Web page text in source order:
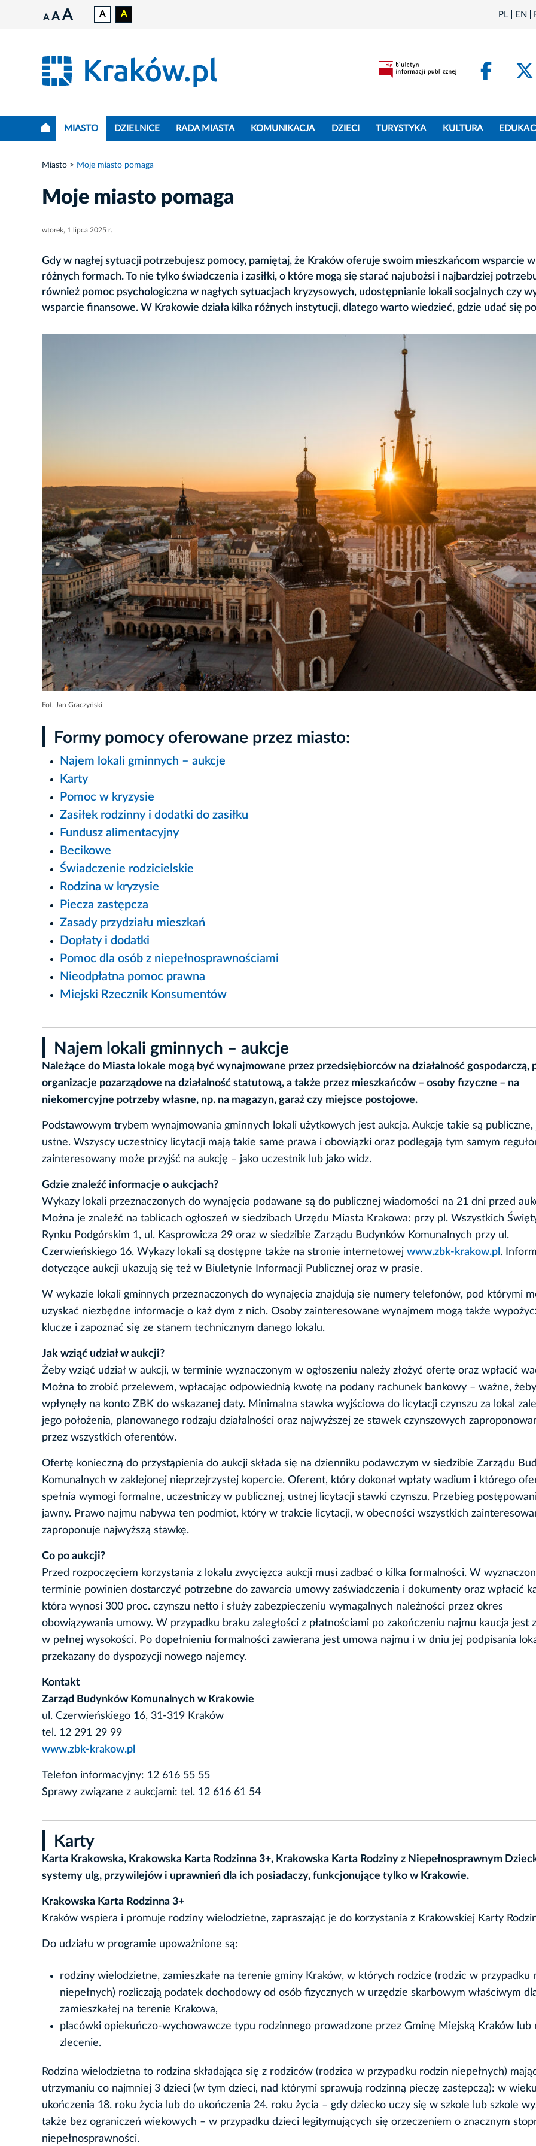
A A A A A PL EN
MIASTO DZIELNICE RADA MIASTA KOMUNIKACJA DZIECI TURYSTYKA KULTURA
Miasto Moje miasto pomaga
Moje miasto pomaga
wtorek, 1 lipca 2025 r.
Gdy w nagłej sytuacji potrzebujesz pomocy, pamiętaj, że Kraków oferuje swoim mieszkańcom wsparcie
różnych formach. To nie tylko świadczenia i zasiłki, o które mogą się starać najubożsi i najbardziej
również pomoc psychologiczna w nagłych sytuacjach kryzysowych, udostępnianie lokali socjalnych czy
wsparcie finansowe. W Krakowie działa kilka różnych instytucji, dlatego warto wiedzieć, gdzie udać się
Fot. Jan Graczyński
Formy pomocy oferowane przez miasto:
Najem lokali gminnych – aukcje
Karty
Pomoc w kryzysie
Zasiłek rodzinny i dodatki do zasiłku
Fundusz alimentacyjny
Becikowe
Świadczenie rodzicielskie
Rodzina w kryzysie
Piecza zastępcza
Zasady przydziału mieszkań
Dopłaty i dodatki
Pomoc dla osób z niepełnosprawnościami
Nieodpłatna pomoc prawna
Miejski Rzecznik Konsumentów
Najem lokali gminnych – aukcje
Należące do Miasta lokale mogą być wynajmowane przez przedsiębiorców na działalność gospodarczą,
organizacje pozarządowe na działalność statutową, a także przez mieszkańców – osoby fizyczne – na
niekomercyjne potrzeby własne, np. na magazyn, garaż czy miejsce postojowe.
Podstawowym trybem wynajmowania gminnych lokali użytkowych jest aukcja. Aukcje takie są
ustne. Wszyscy uczestnicy licytacji mają takie same prawa i obowiązki oraz podlegają tym samym
zainteresowany może przyjść na aukcję – jako uczestnik lub jako widz.
Gdzie znaleźć informacje o aukcjach?
Wykazy lokali przeznaczonych do wynajęcia podawane są do publicznej wiadomości na 21 dni przed
Można je znaleźć na tablicach ogłoszeń w siedzibach Urzędu Miasta Krakowa: przy pl. Wszystkich
Rynku Podgórskim 1, ul. Kasprowicza 29 oraz w siedzibie Zarządu Budynków Komunalnych przy ul.
Czerwieńskiego 16. Wykazy lokali są dostępne także na stronie internetowej www.zbk-krakow.pl .
dotyczące aukcji ukazują się też w Biuletynie Informacji Publicznej oraz w prasie.
W wykazie lokali gminnych przeznaczonych do wynajęcia znajdują się numery telefonów, pod którymi
uzyskać niezbędne informacje o każ dym z nich. Osoby zainteresowane wynajmem mogą także
klucze i zapoznać się ze stanem technicznym danego lokalu.
Jak wziąć udział w aukcji?
Żeby wziąć udział w aukcji, w terminie wyznaczonym w ogłoszeniu należy złożyć ofertę oraz wpłacić
Można to zrobić przelewem, wpłacając odpowiednią kwotę na podany rachunek bankowy – ważne,
wpłynęły na konto ZBK do wskazanej daty. Minimalna stawka wyjściowa do licytacji czynszu za lokal
jego położenia, planowanego rodzaju działalności oraz najwyższej ze stawek czynszowych
przez wszystkich oferentów.
Ofertę konieczną do przystąpienia do aukcji składa się na dzienniku podawczym w siedzibie Zarządu
Komunalnych w zaklejonej nieprzejrzystej kopercie. Oferent, który dokonał wpłaty wadium i którego
spełnia wymogi formalne, uczestniczy w publicznej, ustnej licytacji stawki czynszu. Przebieg
jawny. Prawo najmu nabywa ten podmiot, który w trakcie licytacji, w obecności wszystkich
zaproponuje najwyższą stawkę.
Co po aukcji?
Przed rozpoczęciem korzystania z lokalu zwycięzca aukcji musi zadbać o kilka formalności. W
terminie powinien dostarczyć potrzebne do zawarcia umowy zaświadczenia i dokumenty oraz wpłacić
która wynosi 300 proc. czynszu netto i służy zabezpieczeniu wymagalnych należności przez okres
obowiązywania umowy. W przypadku braku zaległości z płatnościami po zakończeniu najmu kaucja jest
w pełnej wysokości. Po dopełnieniu formalności zawierana jest umowa najmu i w dniu jej podpisania
przekazany do dyspozycji nowego najemcy.
Kontakt
Zarząd Budynków Komunalnych w Krakowie
ul. Czerwieńskiego 16, 31-319 Kraków
tel. 12 291 29 99
www.zbk-krakow.pl
Telefon informacyjny: 12 616 55 55
Sprawy związane z aukcjami: tel. 12 616 61 54
Karty
Karta Krakowska, Krakowska Karta Rodzinna 3+, Krakowska Karta Rodziny z Niepełnosprawnym
systemy ulg, przywilejów i uprawnień dla ich posiadaczy, funkcjonujące tylko w Krakowie.
Krakowska Karta Rodzinna 3+
Kraków wspiera i promuje rodziny wielodzietne, zapraszając je do korzystania z Krakowskiej Karty
Do udziału w programie upoważnione są:
rodziny wielodzietne, zamieszkałe na terenie gminy Kraków, w których rodzice (rodzic w przypadku
niepełnych) rozliczają podatek dochodowy od osób fizycznych w urzędzie skarbowym właściwym
zamieszkałej na terenie Krakowa,
placówki opiekuńczo-wychowawcze typu rodzinnego prowadzone przez Gminę Miejską Kraków lub
zlecenie.
Rodzina wielodzietna to rodzina składająca się z rodziców (rodzica w przypadku rodzin niepełnych)
utrzymaniu co najmniej 3 dzieci (w tym dzieci, nad którymi sprawują rodzinną pieczę zastępczą): w
ukończenia 18. roku życia lub do ukończenia 24. roku życia – gdy dziecko uczy się w szkole lub szkole
także bez ograniczeń wiekowych – w przypadku dzieci legitymujących się orzeczeniem o znacznym
niepełnosprawności.